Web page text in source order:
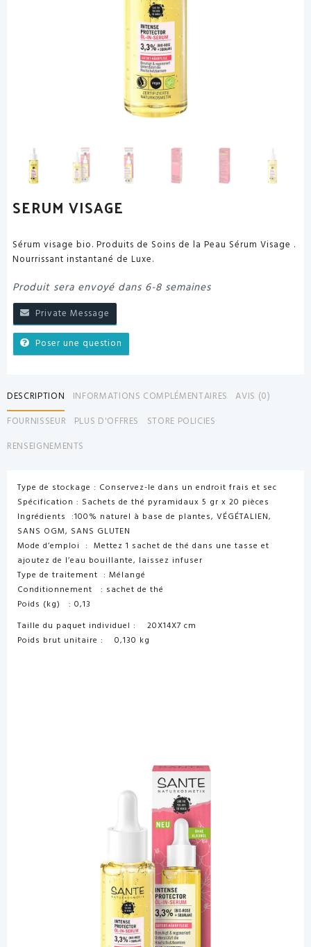
SERUM VISAGE
Sérum visage bio. Produits de Soins de la Peau Sérum Visage .
Nourrissant instantané de Luxe.
Produit sera envoyé dans 6-8 semaines
Private Message
Poser une question
DESCRIPTION INFORMATIONS COMPLÉMENTAIRES
AVIS (0)
FOURNISSEUR
PLUS D'OFFRES
STORE POLICIES
RENSEIGNEMENTS
Type de stockage : Conservez-le dans un endroit frais et sec
Spécification : Sachets de thé pyramidaux 5 gr x 20 pièces
Ingrédients :100% naturel à base de plantes, VÉGÉTALIEN,
SANS OGM, SANS GLUTEN
Mode d’emploi : Mettez 1 sachet de thé dans une tasse et
ajoutez de l’eau bouillante, laissez infuser
Type de traitement : Mélangé
Conditionnement : sachet de thé
Poids (kg) : 0,13
Taille du paquet individuel : 20X14X7 cm
Poids brut unitaire : 0,130 kg